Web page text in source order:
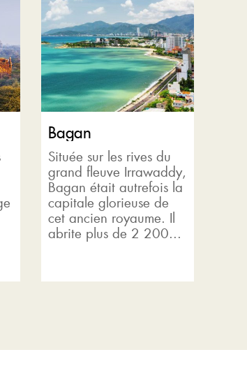
Bagan
Située sur les rives du
grand fleuve Irrawaddy,
Bagan était autrefois la
capitale glorieuse de
cet ancien royaume. Il
abrite plus de 2 200...